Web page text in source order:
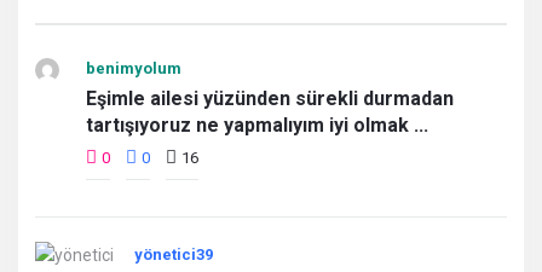
benimyolum
Eşimle ailesi yüzünden sürekli durmadan
tartışıyoruz ne yapmalıyım iyi olmak ...
0 0 16
yönetici39